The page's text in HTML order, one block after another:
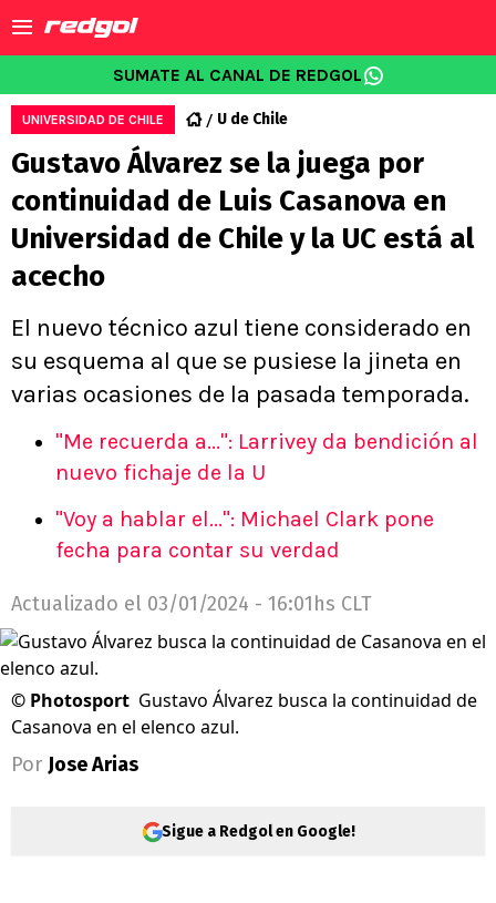
SUMATE AL CANAL DE REDGOL
UNIVERSIDAD DE CHILE U de Chile
Gustavo Álvarez se la juega por
continuidad de Luis Casanova en
Universidad de Chile y la UC está al
acecho
El nuevo técnico azul tiene considerado en
su esquema al que se pusiese la jineta en
varias ocasiones de la pasada temporada.
"Me recuerda a...": Larrivey da bendición al
nuevo fichaje de la U
"Voy a hablar el...": Michael Clark pone
fecha para contar su verdad
Actualizado el 03/01/2024 - 16:01hs CLT
© Photosport Gustavo Álvarez busca la continuidad de
Casanova en el elenco azul.
Por Jose Arias
Sigue a Redgol en Google!